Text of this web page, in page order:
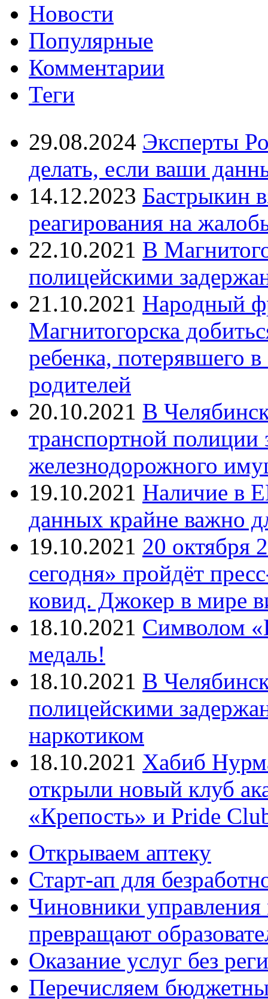
Новости
Популярные
Комментарии
Теги
29.08.2024 Эксперты
делать, если ваши
14.12.2023 Бастрыкин
реагирования на
22.10.2021 В
полицейскими
21.10.2021 Народный
Магнитогорска
ребенка, потерявшего
родителей
20.10.2021 В
транспортной
железнодорожного
19.10.2021 Наличие в
данных крайне важно
19.10.2021 20 октября
сегодня» пройдёт
ковид. Джокер в мире
18.10.2021 Символом
медаль!
18.10.2021 В
полицейскими
наркотиком
18.10.2021 Хабиб
открыли новый клуб
«Крепость» и Pride
Открываем аптеку
Старт-ап для
Чиновники
превращают
Оказание услуг без
Перечисляем